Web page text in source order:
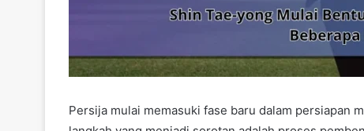
Persija mulai memasuki fase baru dalam persiapan